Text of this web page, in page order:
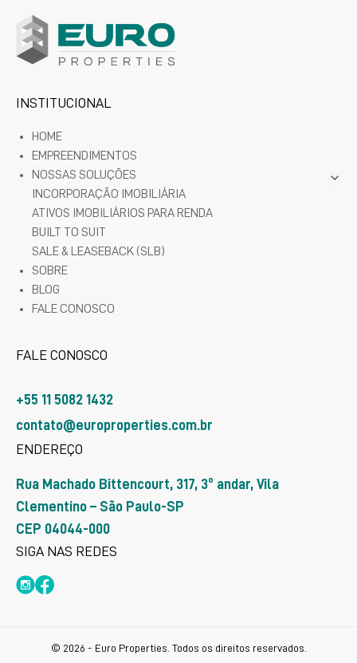
INSTITUCIONAL
HOME
EMPREENDIMENTOS
NOSSAS SOLUÇÕES
INCORPORAÇÃO IMOBILIÁRIA
ATIVOS IMOBILIÁRIOS PARA RENDA
BUILT TO SUIT
SALE & LEASEBACK (SLB)
SOBRE
BLOG
FALE CONOSCO
FALE CONOSCO
+55 11 5082 1432
contato@europroperties.com.br
ENDEREÇO
Rua Machado Bittencourt, 317, 3º andar, Vila
Clementino – São Paulo-SP
CEP 04044-000
SIGA NAS REDES
© 2026 - Euro Properties. Todos os direitos reservados.